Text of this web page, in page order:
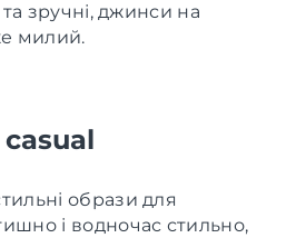
зручні, джинси на
милий.
образи для
і водночас стильно,